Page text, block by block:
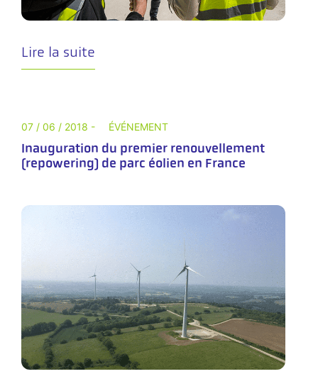
Lire la suite
07 / 06 / 2018 - ÉVÉNEMENT
Inauguration du premier renouvellement
(repowering) de parc éolien en France